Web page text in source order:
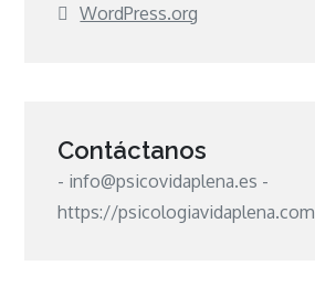
WordPress.org
Contáctanos
- info@psicovidaplena.es -
https://psicologiavidaplena.com